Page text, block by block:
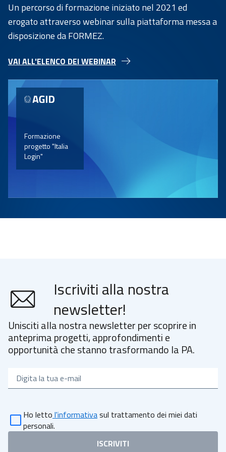
Un percorso di formazione iniziato nel 2021 ed
erogato attraverso webinar sulla piattaforma messa a
disposizione da FORMEZ.
VAI ALL'ELENCO DEI WEBINAR
Formazione
progetto "Italia
Login"
Iscriviti alla nostra
newsletter!
Unisciti alla nostra newsletter per scoprire in
anteprima progetti, approfondimenti e
opportunità che stanno trasformando la PA.
E-mail
Ho letto l'informativasul trattamento dei miei dati
personali.
ISCRIVITI